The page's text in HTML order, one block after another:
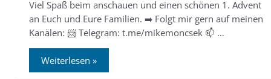
Viel Spaß beim anschauen und einen schönen 1. Advent
an Euch und Eure Familien. ➡️ Folgt mir gern auf meinen
Kanälen: 📨 Telegram: t.me/mikemoncsek 📫 …
Weiterlesen »